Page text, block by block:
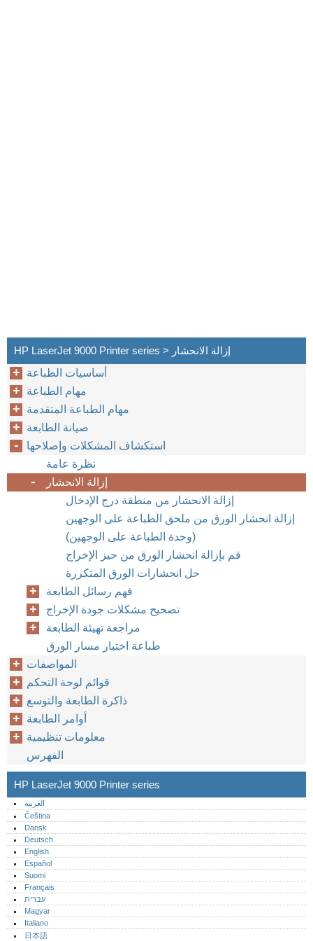
HP LaserJet 9000 Printer series > إزالة الانحشار
أساسيات الطباعة
مهام الطباعة
مهام الطباعة المتقدمة
صيانة الطابعة
استكشاف المشكلات وإصلاحها
نظرة عامة
إزالة الانحشار
إزالة الانحشار من منطقة درج الإدخال
إزالة انحشار الورق من ملحق الطباعة على الوجهين
(وحدة الطباعة على الوجهين)‏
قم بإزالة انحشار الورق من حيز الإخراج
حل انحشارات الورق المتكررة
فهم رسائل الطابعة
تصحيح مشكلات جودة الإخراج
مراجعة تهيئة الطابعة
طباعة اختبار مسار الورق
المواصفات
قوائم لوحة التحكم
ذاكرة الطابعة والتوسع
أوامر الطابعة
معلومات تنظيمية
الفهرس
HP LaserJet 9000 Printer series
العربية
Čeština
Dansk
Deutsch
English
Español
Suomi
Français
עברית
Magyar
Italiano
日本語